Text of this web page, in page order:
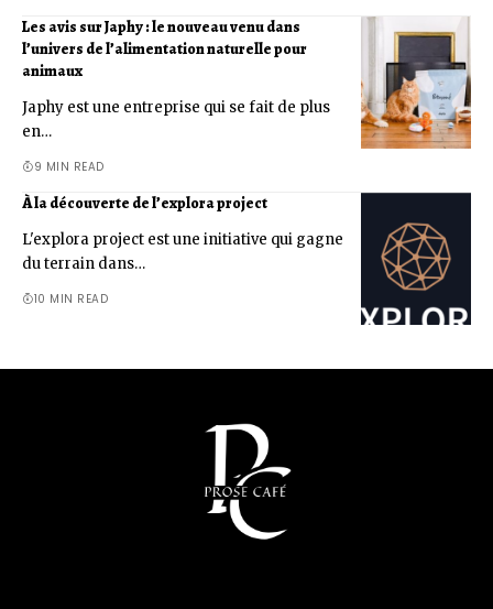
Les avis sur Japhy : le nouveau venu dans
l’univers de l’alimentation naturelle pour
animaux
Japhy est une entreprise qui se fait de plus
en…
9 MIN READ
À la découverte de l’explora project
L'explora project est une initiative qui gagne
du terrain dans…
10 MIN READ